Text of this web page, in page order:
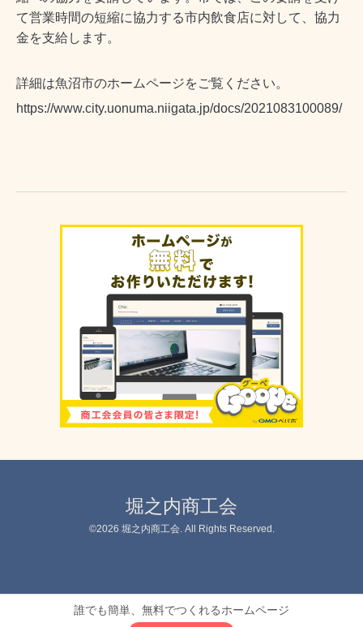
て営業時間の短縮に協力する市内飲食店に対して、協力
金を支給します。
詳細は魚沼市のホームページをご覧ください。
https://www.city.uonuma.niigata.jp/docs/2021083100089/
堀之内商工会
©2026 堀之内商工会. All Rights Reserved.
誰でも簡単、無料でつくれるホームページ